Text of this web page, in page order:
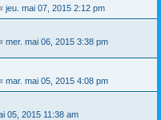
jeu. mai 07, 2015 2:12 pm
mer. mai 06, 2015 3:38 pm
mar. mai 05, 2015 4:08 pm
05, 2015 11:38 am